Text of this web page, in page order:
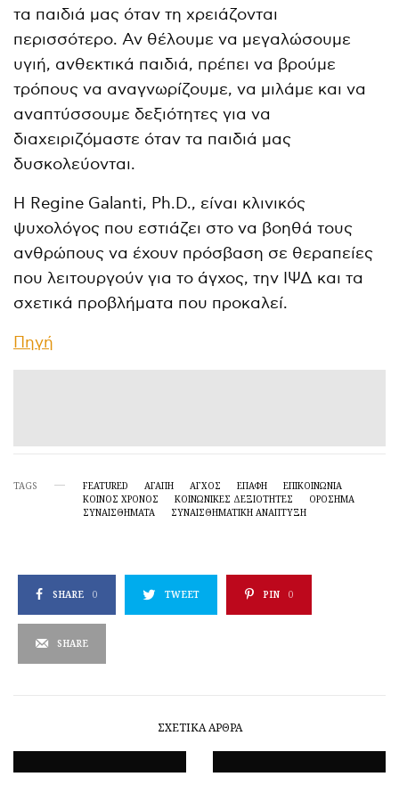
τα παιδιά μας όταν τη χρειάζονται
περισσότερο. Αν θέλουμε να μεγαλώσουμε
υγιή, ανθεκτικά παιδιά, πρέπει να βρούμε
τρόπους να αναγνωρίζουμε, να μιλάμε και να
αναπτύσσουμε δεξιότητες για να
διαχειριζόμαστε όταν τα παιδιά μας
δυσκολεύονται.
H Regine Galanti, Ph.D., είναι κλινικός
ψυχολόγος που εστιάζει στο να βοηθά τους
ανθρώπους να έχουν πρόσβαση σε θεραπείες
που λειτουργούν για το άγχος, την ΙΨΔ και τα
σχετικά προβλήματα που προκαλεί.
Πηγή
TAGS FEATURED ΑΓΑΠΗ ΆΓΧΟΣ ΕΠΑΦΗ
ΕΠΙΚΟΙΝΩΝΙΑ
ΚΟΙΝΌΣ ΧΡΌΝΟΣ
ΚΟΙΝΩΝΙΚΈΣ ΔΕΞΙΌΤΗΤΕΣ
ΟΡΌΣΗΜΑ
ΣΥΝΑΙΣΘΗΜΑΤΑ
ΣΥΝΑΙΣΘΗΜΑΤΙΚΉ ΑΝΆΠΤΥΞΗ
SHARE 0 TWEET PIN 0
SHARE
ΣΧΕΤΙΚΆ ΆΡΘΡΑ